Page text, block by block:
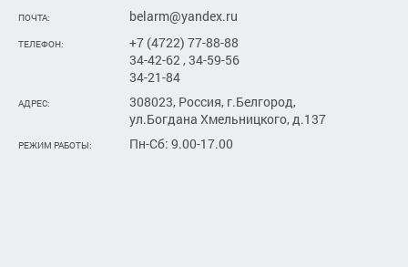
ПОЧТА: belarm@yandex.ru
ТЕЛЕФОН:
+7 (4722) 77-88-88
34-42-62 , 34-59-56
34-21-84
АДРЕС:
308023, Россия, г.Белгород,
ул.Богдана Хмельницкого, д.137
РЕЖИМ РАБОТЫ: Пн-Сб: 9.00-17.00